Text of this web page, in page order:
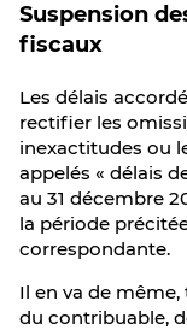
Suspension
fiscaux
Les délais
rectifier les
inexactitudes ou
appelés « délais
au 31 décembre
la période
correspondante.
Il en va de même,
du contribuable,